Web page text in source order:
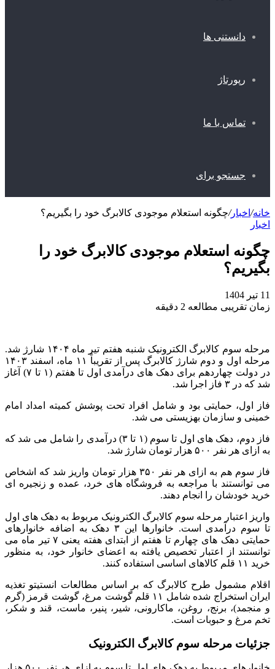
دانستنی ها
رپورتاژ
تماس با ما
جستجو برای
خانه/ اخبار/چگونه استعلام موجودی کالابرگ خود را بگیریم؟
اخبار
چگونه استعلام موجودی کالابرگ خود را
بگیریم؟
11 تیر 1404
زمان تقریبی مطالعه 2 دقیقه
مرحله سوم کالابرگ الکترونیک شنبه هفتم تیر ماه ۱۴۰۴ شارژ شد.
مرحله اول و دوم شارژ کالابرگ پس از تقریباً ۱۱ ماه، اسفند ۱۴۰۳
در دولت چهاردهم برای دهک‌ های درآمدی اول تا هفتم (۱ تا ۷) آغاز
شد که در ۳ فاز اجرا شد.
فاز اول، حمایتی بود و شامل افراد تحت پوشش کمیته امداد امام
خمینی و سازمان بهزیستی می‌ شد.
فاز دوم، دهک‌ های اول تا سوم (۱ تا ۳) درآمدی را شامل می‌ شد که
به ازای هر نفر ۵۰۰ هزار تومان شارژ شد.
فاز سوم هم به ازای هر نفر ۳۵۰ هزار تومان واریز شد که اشخاص
می‌ توانستند با مراجعه به فروشگاه‌ های خرد، عمده و زنجیره‌ ای
خرید خودشان را انجام دهند.
واریز اعتبار مرحله سوم کالابرگ الکترونیک مربوط به دهک‌ های اول
تا سوم درآمدی است. خانوارها این ۳ دهک به اضافه خانوارهای
حمایتی دهک‌ های چهارم تا هفتم از ابتدای هفته یعنی ۷ تیر ماه می‌
توانستند از اعتبار تخصیص یافته به اعضای خانوار خود، به منظور
خرید ۱۱ قلم کالاهای اساسی استفاده کنند.
اقلام مشمول طرح کالابرگ که بر اساس مطالعات انستیتو تغذیه
ایران استخراج شده شامل ۱۱ قلم گوشت مرغ، گوشت قرمز (گرم
و منجمد)، برنج، روغن، ماکارونی، شیر، پنیر، ماست، قند و شکر،
تخم‌ مرغ و حبوبات است.
جزئیات مرحله سوم کالابرگ الکترونیک